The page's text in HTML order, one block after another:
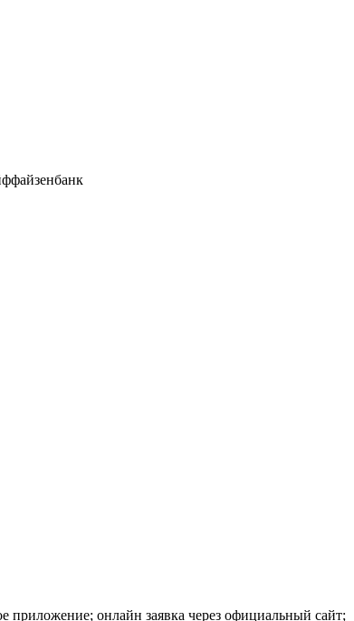
приложение; онлайн заявка через официальный сайт;